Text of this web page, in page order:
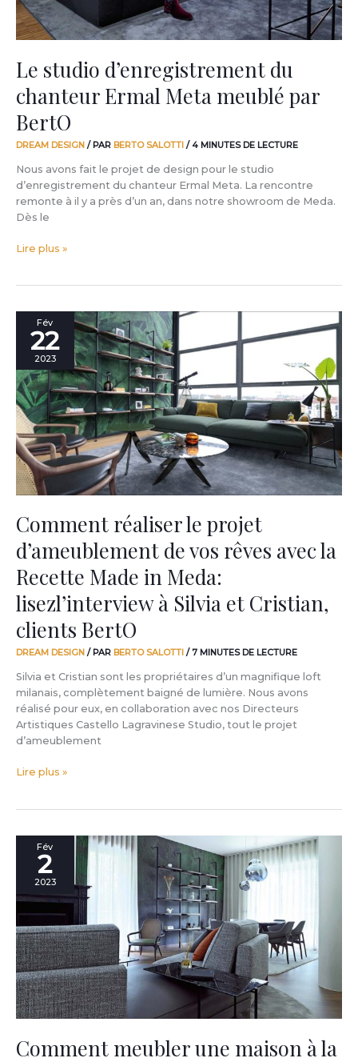
Le studio d’enregistrement du
chanteur Ermal Meta meublé par
BertO
DREAM DESIGN / PAR BERTO SALOTTI /4 MINUTES DE LECTURE
Nous avons fait le projet de design pour le studio
d’enregistrement du chanteur Ermal Meta. La rencontre
remonte à il y a près d’un an, dans notre showroom de Meda.
Dès le
BertO
Lire plus »
Fév
22
2023
Comment réaliser le projet
d’ameublement de vos rêves avec la
Recette Made in Meda:
lisezl’interview à Silvia et Cristian,
clients BertO
DREAM DESIGN / PAR BERTO SALOTTI /7 MINUTES DE LECTURE
Silvia et Cristian sont les propriétaires d’un magnifique loft
milanais, complètement baigné de lumière. Nous avons
réalisé pour eux, en collaboration avec nos Directeurs
Artistiques Castello Lagravinese Studio, tout le projet
d’ameublement
Comment
réaliser
d’ameublement
de
vos
rêves
avec
la
Recette
Made
Meda:
lisezl’interview
à
Silvia
Cristian,
clients
BertO
Lire plus »
Fév
2
2023
Comment meubler une maison à la
Comment
meubler
mer:
le
projet
BertO
pour
une
exclusive